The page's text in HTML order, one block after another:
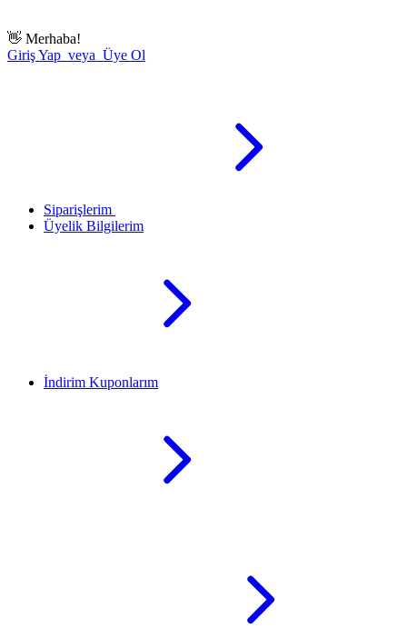
👋 Merhaba!
Giriş Yap veya Üye Ol
Siparişlerim
Üyelik Bilgilerim
İndirim Kuponlarım